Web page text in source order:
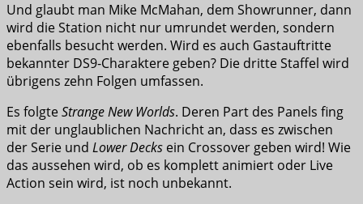
Und glaubt man Mike McMahan, dem Showrunner, dann
wird die Station nicht nur umrundet werden, sondern
ebenfalls besucht werden. Wird es auch Gastauftritte
bekannter DS9-Charaktere geben? Die dritte Staffel wird
übrigens zehn Folgen umfassen.
Es folgteStrange New Worlds. Deren Part des Panels fing
mit der unglaublichen Nachricht an, dass es zwischen
der Serie und Lower Decks ein Crossover geben wird! Wie
das aussehen wird, ob es komplett animiert oder Live
Action sein wird, ist noch unbekannt.